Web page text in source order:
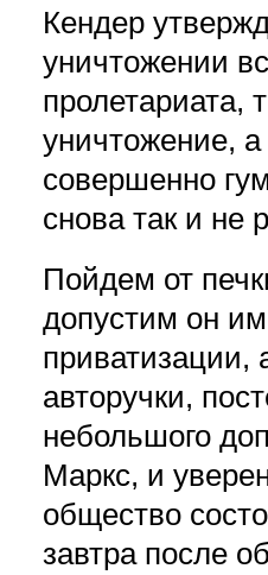
Кендер
уничтожении
пролетариата,
уничтожение, а
совершенно
снова так и не
Пойдем от
допустим он
приватизации,
авторучки,
небольшого
Маркс, и
общество
завтра после